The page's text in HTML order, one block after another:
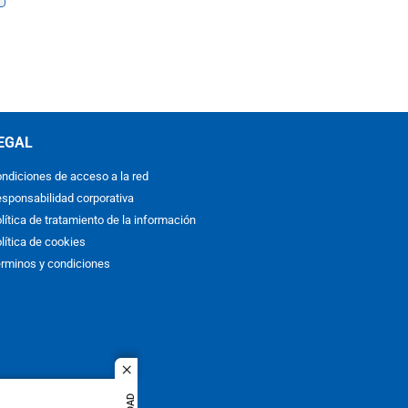
close
de acceso a la red
corporativa
de tratamiento de la información
de cookies
y condiciones